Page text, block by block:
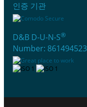
인증 기관
D&B D-U-N-S®
Number: 861494523